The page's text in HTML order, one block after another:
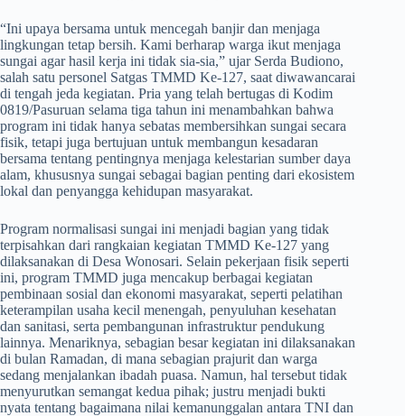
“Ini upaya bersama untuk mencegah banjir dan menjaga
lingkungan tetap bersih. Kami berharap warga ikut menjaga
sungai agar hasil kerja ini tidak sia-sia,” ujar Serda Budiono,
salah satu personel Satgas TMMD Ke-127, saat diwawancarai
di tengah jeda kegiatan. Pria yang telah bertugas di Kodim
0819/Pasuruan selama tiga tahun ini menambahkan bahwa
program ini tidak hanya sebatas membersihkan sungai secara
fisik, tetapi juga bertujuan untuk membangun kesadaran
bersama tentang pentingnya menjaga kelestarian sumber daya
alam, khususnya sungai sebagai bagian penting dari ekosistem
lokal dan penyangga kehidupan masyarakat.
Program normalisasi sungai ini menjadi bagian yang tidak
terpisahkan dari rangkaian kegiatan TMMD Ke-127 yang
dilaksanakan di Desa Wonosari. Selain pekerjaan fisik seperti
ini, program TMMD juga mencakup berbagai kegiatan
pembinaan sosial dan ekonomi masyarakat, seperti pelatihan
keterampilan usaha kecil menengah, penyuluhan kesehatan
dan sanitasi, serta pembangunan infrastruktur pendukung
lainnya. Menariknya, sebagian besar kegiatan ini dilaksanakan
di bulan Ramadan, di mana sebagian prajurit dan warga
sedang menjalankan ibadah puasa. Namun, hal tersebut tidak
menyurutkan semangat kedua pihak; justru menjadi bukti
nyata tentang bagaimana nilai kemanunggalan antara TNI dan